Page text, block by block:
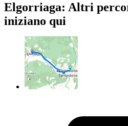
Elgorriaga: Altri
iniziano qui